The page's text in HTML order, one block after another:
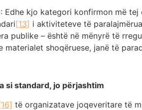
: Edhe kjo kategori konfirmon më tej
[13] i aktiviteteve të
publike – është në mënyrë të
materialet shoqëruese, janë të
si standard, jo përjashtim
të organizatave joqeveritare të